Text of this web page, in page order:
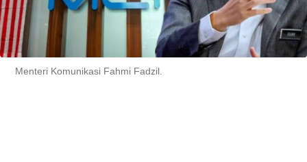
Menteri Komunikasi Fahmi Fadzil.